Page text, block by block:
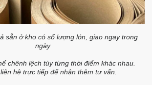
sẵn ở kho có số lượng lớn, giao ngay trong
ngày
chênh lệch tùy từng thời điểm khác nhau.
hệ trực tiếp để nhận thêm tư vấn.